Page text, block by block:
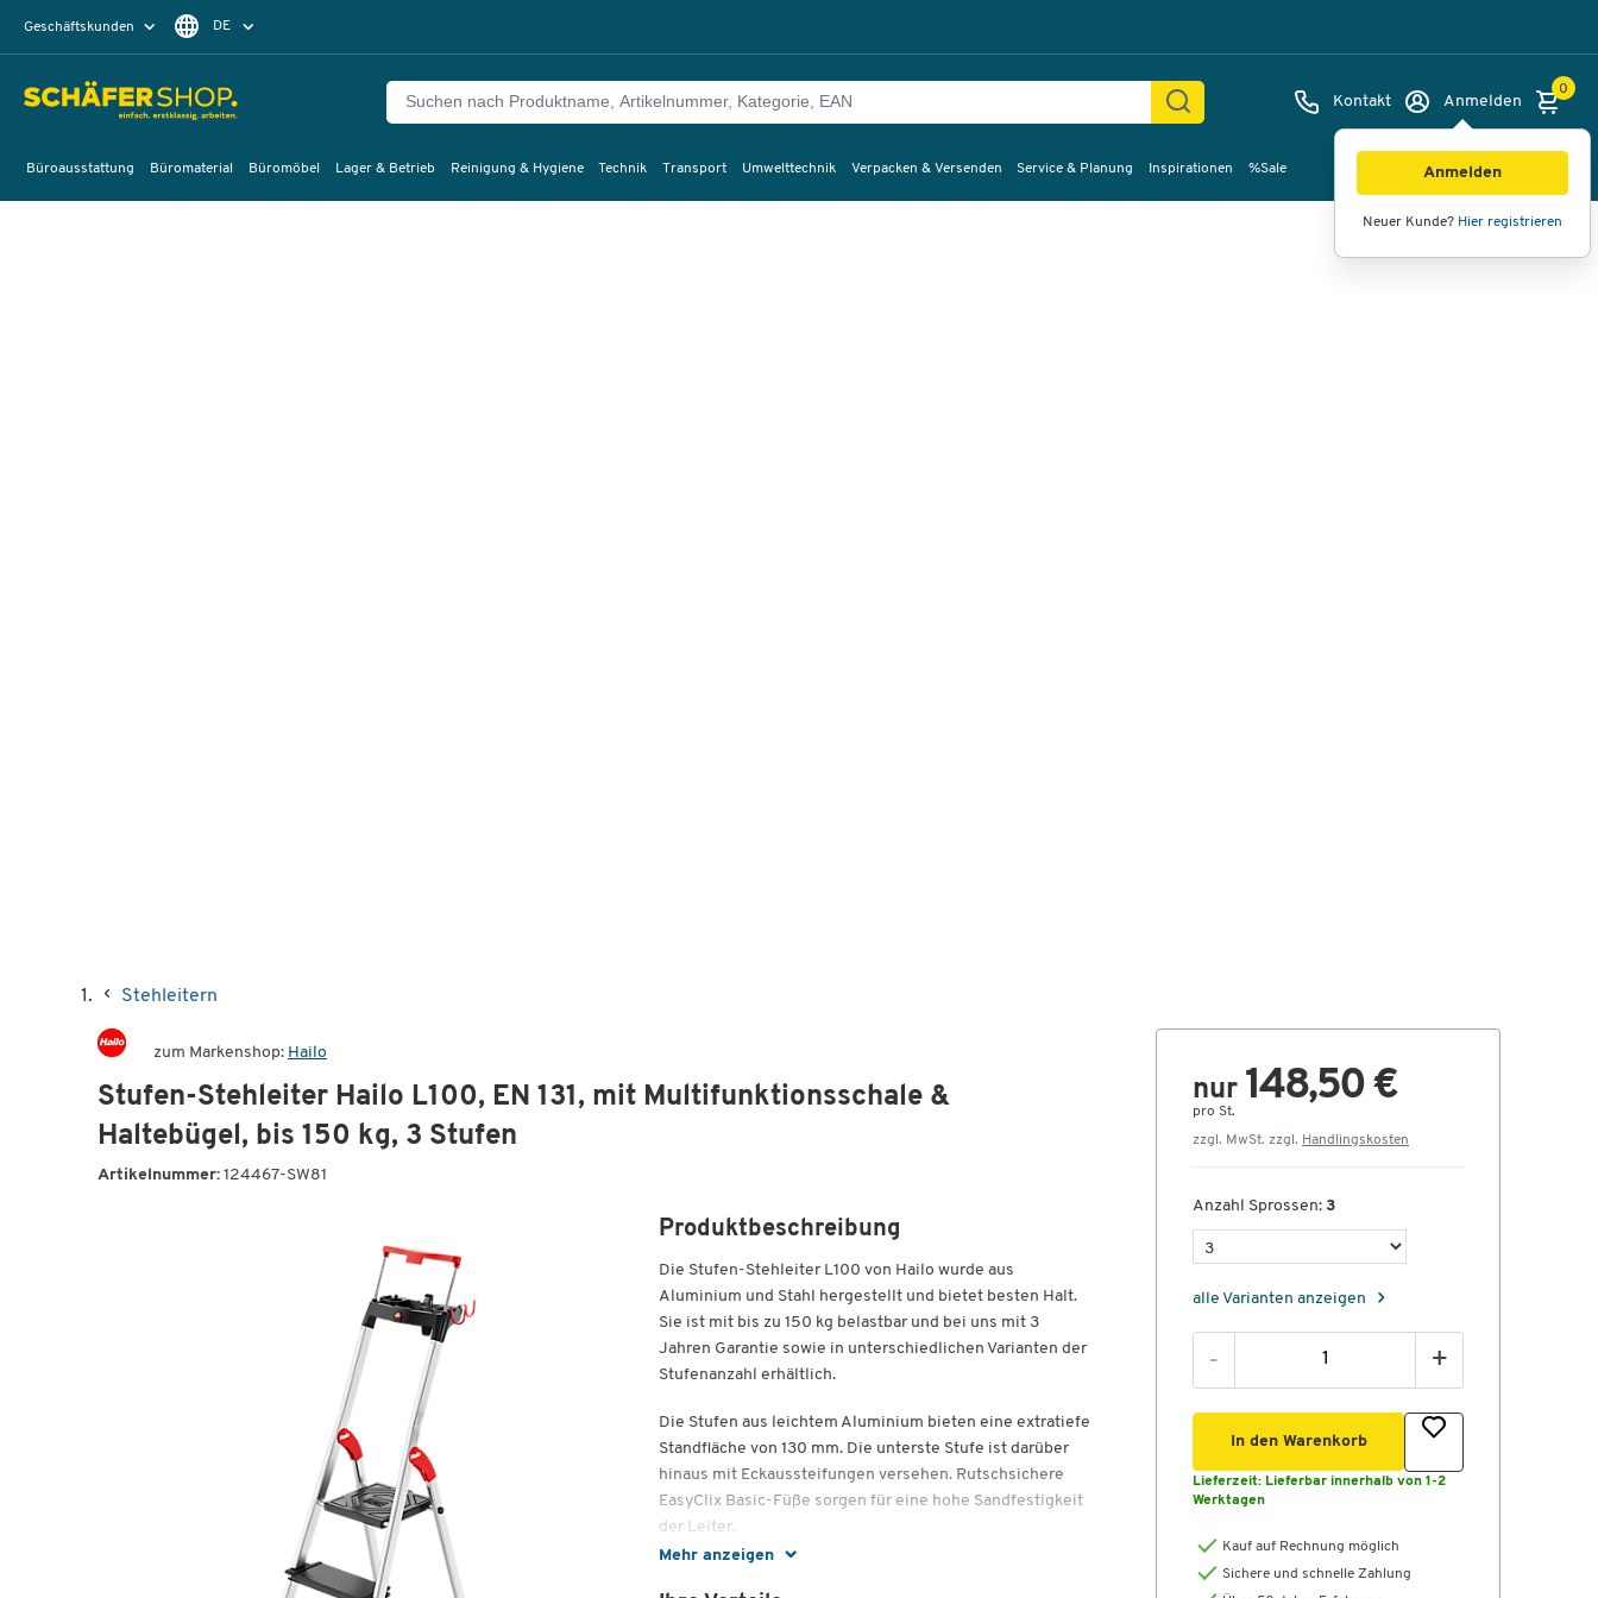
Geschäftskunden DE
Kontakt Anmelden
Anmelden
Neuer Kunde? Hier registrieren
0
Büroausstattung Büromaterial Büromöbel Lager & Betrieb Reinigung & Hygiene Technik Transport Umwelttechnik Verpacken & Versenden Service & Planung Inspirationen %Sale
Stehleitern
zum Markenshop: Hailo
Stufen-Stehleiter Hailo L100, EN 131, mit Multifunktionsschale &
Haltebügel, bis 150 kg, 3 Stufen
Artikelnummer: 124467-SW81
Mehr anzeigen
Produktbeschreibung
Die Stufen-Stehleiter L100 von Hailo wurde aus
Aluminium und Stahl hergestellt und bietet besten Halt.
Sie ist mit bis zu 150 kg belastbar und bei uns mit 3
Jahren Garantie sowie in unterschiedlichen Varianten der
Stufenanzahl erhältlich.
Die Stufen aus leichtem Aluminium bieten eine extratiefe
Standfläche von 130 mm. Die unterste Stufe ist darüber
hinaus mit Eckaussteifungen versehen. Rutschsichere
EasyClix Basic-Füße sorgen für eine hohe Sandfestigkeit
der Leiter.
nur 148,50 €
pro St.
zzgl. MwSt. zzgl. Handlingskosten
Anzahl Sprossen: 3
alle Varianten anzeigen
- +
In den Warenkorb
Lieferzeit: Lieferbar innerhalb von 1-2
Werktagen
Kauf auf Rechnung möglich
Sichere und schnelle Zahlung
Bilder Videos 360°-Ansicht